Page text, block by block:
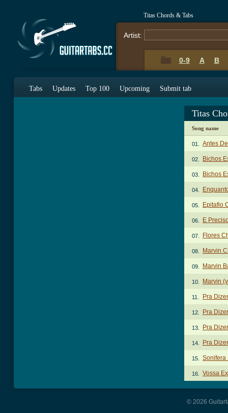
Titas Chords & Tabs
Artist:
0-9 A B
Tabs Updates Top 100 Upcoming Submit tab
Titas
Song name
01. Antes
02. Bichos
03. Bichos
04.
05. Epitafio
06. E
07. Flores
08. Marvin
09. Marvin
10. Marvin
11. Pra
12. Pra
13. Pra
14. Pra
15. Sonifera
16. Vossa
© 2026